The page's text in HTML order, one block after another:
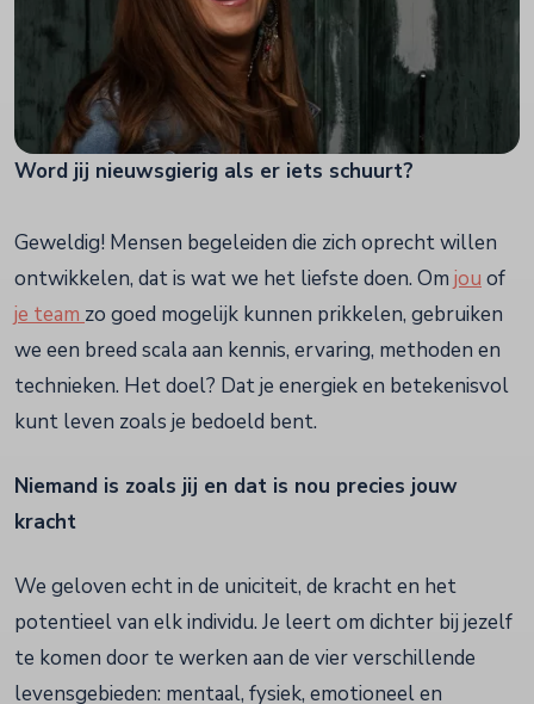
Word jij nieuwsgierig als er iets schuurt?
Geweldig! Mensen begeleiden die zich oprecht willen
ontwikkelen, dat is wat we het liefste doen. Om jou of
je team zo goed mogelijk kunnen prikkelen, gebruiken
we een breed scala aan kennis, ervaring, methoden en
technieken. Het doel? Dat je energiek en betekenisvol
kunt leven zoals je bedoeld bent.
Niemand is zoals jij en dat is nou precies jouw
kracht
We geloven echt in de uniciteit, de kracht en het
potentieel van elk individu. Je leert om dichter bij jezelf
te komen door te werken aan de vier verschillende
levensgebieden: mentaal, fysiek, emotioneel en